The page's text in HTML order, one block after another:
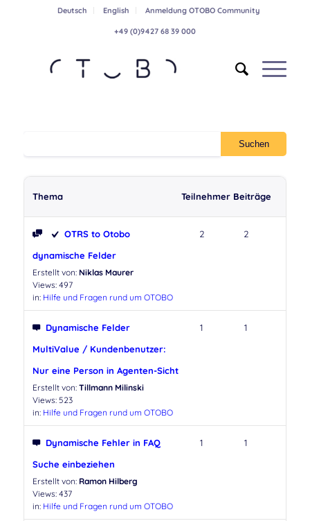
Deutsch English Anmeldung OTOBO Community
+49 (0)9427 68 39 000
Thema Teilnehmer Beiträge
OTRS to Otobo
dynamische Felder
Erstellt von: Niklas Maurer
Views: 497
in: Hilfe und Fragen rund um OTOBO
2 2
Dynamische Felder
MultiValue / Kundenbenutzer:
Nur eine Person in Agenten-Sicht
Erstellt von: Tillmann Milinski
Views: 523
in: Hilfe und Fragen rund um OTOBO
1 1
Dynamische Fehler in FAQ
Suche einbeziehen
Erstellt von: Ramon Hilberg
Views: 437
in: Hilfe und Fragen rund um OTOBO
1 1